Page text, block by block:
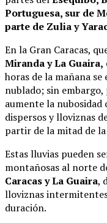
Portuguesa, sur de
parte de Zulia y
En la Gran Caracas,
Miranda y La Guaira,
horas de la mañana
nublado; sin
aumente la nubosidad
dispersos y lloviznas
partir de la mitad de
Estas lluvias pueden
montañosas al norte
Caracas y La Guaira,
lloviznas
duración.